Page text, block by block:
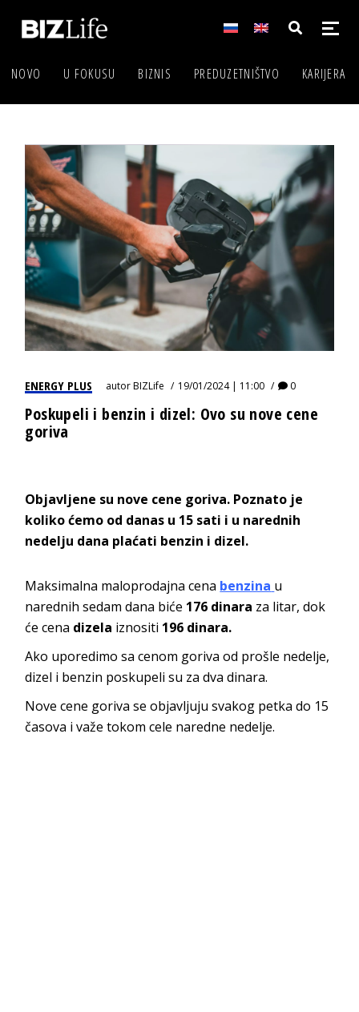
NOVO U FOKUSU BIZNIS PREDUZETNIŠTVO KARIJERA
ENERGY PLUS autorBIZLife 19/01/2024 | 11:00 0
Poskupeli i benzin i dizel: Ovo su nove cene
goriva
Objavljene su nove cene goriva. Poznato je
koliko ćemo od danas u 15 sati i u narednih
nedelju dana plaćati benzin i dizel.
Maksimalna maloprodajna cena benzina u
narednih sedam dana biće 176 dinara za litar, dok
će cena dizela iznositi 196 dinara.
Ako uporedimo sa cenom goriva od prošle nedelje,
dizel i benzin poskupeli su za dva dinara.
Nove cene goriva se objavljuju svakog petka do 15
časova i važe tokom cele naredne nedelje.